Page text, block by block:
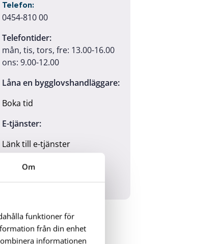
Om
funktioner för
från din enhet
informationen
Telefon:
0454-810 00
Telefontider:
mån, tis, tors, fre: 13.00-16.00
ons: 9.00-12.00
Låna en bygglovshandläggare:
Boka tid
E-tjänster:
Länk till e-tjänster
Tänk på:
Bygglovshandlingar